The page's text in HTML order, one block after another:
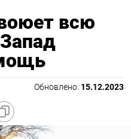
всю
Обновлено: 15.12.2023